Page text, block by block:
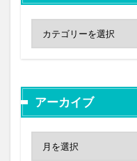
アーカイブ